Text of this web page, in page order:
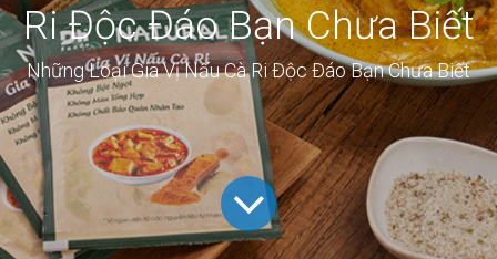
Ri Độc Đáo Bạn Chưa Biết
Những Loại Gia Vị Nấu Cà Ri Độc Đáo Bạn Chưa Biết